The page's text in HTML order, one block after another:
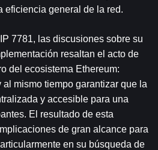
eficiencia general de la red.
7781, las discusiones sobre su
resaltan el acto de
del ecosistema Ethereum:
mismo tiempo garantizar que la
y accesible para una
El resultado de esta
de gran alcance para
en su búsqueda de